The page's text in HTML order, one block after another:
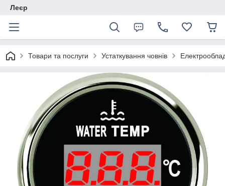
Леєр
Товари та послуги Устаткування човнів